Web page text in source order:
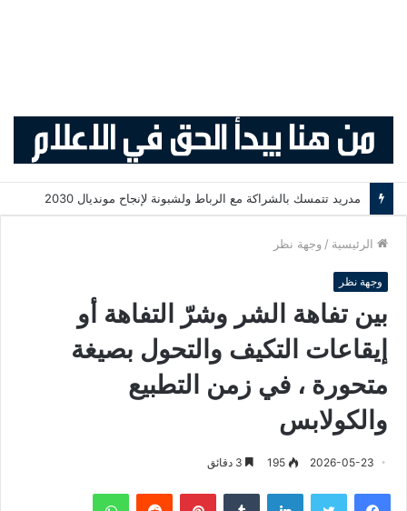
مدريد تتمسك بالشراكة مع الرباط ولشبونة لإنجاح مونديال 2030
الرئيسية / وجهة نظر
وجهة نظر
بين تفاهة الشر وشرّ التفاهة أو
إيقاعات التكيف والتحول بصيغة
متحورة ، في زمن التطبيع
والكولابس
2026-05-23
195
فيسبوك لينكدإن بينتيريست